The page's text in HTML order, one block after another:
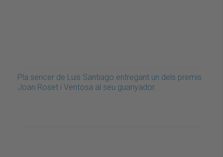
Pla sencer de Luis Santiago entregant un dels premis
Joan Roset i Ventosa al seu guanyador.